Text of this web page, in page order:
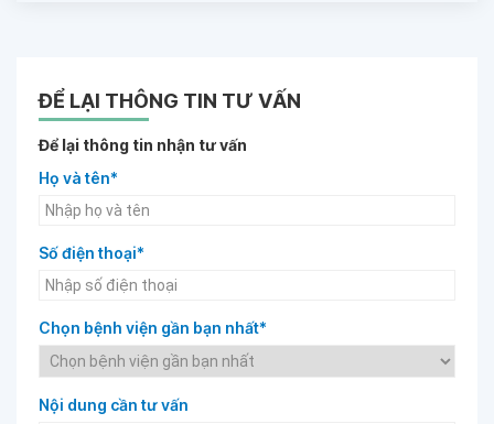
ĐỂ LẠI THÔNG TIN TƯ VẤN
Để lại thông tin nhận tư vấn
Họ và tên*
Số điện thoại*
Chọn bệnh viện gần bạn nhất*
Nội dung cần tư vấn